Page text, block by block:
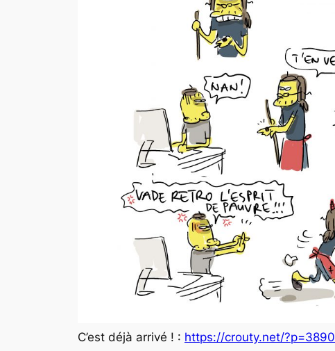
C’est déjà arrivé ! : https://crouty.net/?p=3890